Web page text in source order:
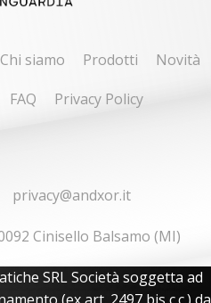
Chi siamo Prodotti
Novità
FAQ
Privacy Policy
privacy@andxor.it
Cinisello Balsamo (MI)
SRL Società soggetta ad